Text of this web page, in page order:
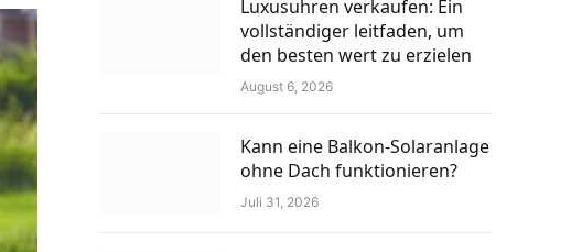
Luxusuhren verkaufen: Ein
vollständiger leitfaden, um
den besten wert zu erzielen
August 6, 2026
Kann eine Balkon-Solaranlage
ohne Dach funktionieren?
Juli 31, 2026